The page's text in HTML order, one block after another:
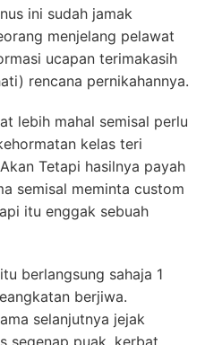
ini sudah jamak
menjelang pelawat
ucapan terimakasih
rencana pernikahannya.
lebih mahal semisal perlu
kelas teri
Tetapi hasilnya payah
semisal meminta custom
itu enggak sebuah
berlangsung sahaja 1
berjiwa.
selanjutnya jejak
segenap puak, kerbat,